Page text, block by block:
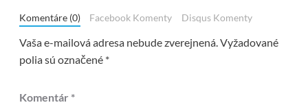
Komentáre (0) Facebook Komenty Disqus Komenty
Vaša e-mailová adresa nebude zverejnená.Vyžadované
polia sú označené *
Komentár *